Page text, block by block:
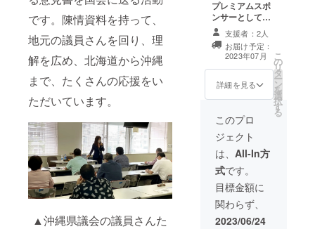
です。陳情資料を持って、
地元の議員さんを回り、理
解を広め、北海道から沖縄
まで、たくさんの応援をい
ただいています。
▲沖縄県議会の議員さんた
「家族のきず
な」のお届け
（不定期） ⑤一
般参加イベント
のご案内
来をインタ
ビューし、1本の
記事（3,000文字
程度／カメラマ
ン付き）として
ご提供します。
やご著書にお使
い下さい。 ※イ
は2023年7月以
降。ご希望の内
容を概要欄にお
書き下さい。 執
筆実績
https://docs.goo
gle.com/docum
ent/d/1Plrs-
DxeoKjyciWAb
ANQTfdx49Bjy
プレミアムスポ
ンサーとして掲
載。あなたをイ
ンタビューし、1
本の記事を書き
ます》 Web担当
者Forumで2022
年解説記事ラン
キング1位を獲得
もある事務局長
https://webtan.i
mpress.co.jp/e/
2022/12/22/440
29 支援してくだ
さった方の思
い、思い描く未
来をインタ
ビューし、1本の
支援者：2人
お届け予定：
2023年07月
詳細を見る
こ
の
リ
タ
ー
ン
を
選
択
す
る
このプロ
ジェクト
は、 All-In方
式です。
目標金額に
関わらず、
2023/06/24